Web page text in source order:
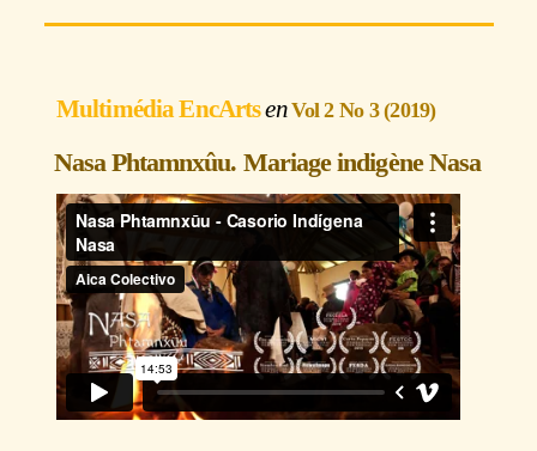
Multimédia EncArts Vol 2 No 3 (2019)
Nasa Phtamnxûu. Mariage indigène Nasa
Nasa Phtamnxūu - Ferme indigène NasadeAica Films